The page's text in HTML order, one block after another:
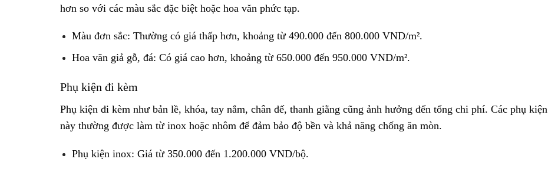
hơn so với các màu sắc đặc biệt hoặc hoa văn phức tạp.
Màu đơn sắc: Thường có giá thấp hơn, khoảng từ 490.000 đến 800.000 VND/m².
Hoa văn giả gỗ, đá: Có giá cao hơn, khoảng từ 650.000 đến 950.000 VND/m².
Phụ kiện đi kèm
Phụ kiện đi kèm như bản lề, khóa, tay nắm, chân đế, thanh giằng cũng ảnh hưởng đến tổng chi phí. Các phụ kiện
này thường được làm từ inox hoặc nhôm để đảm bảo độ bền và khả năng chống ăn mòn.
Phụ kiện inox: Giá từ 350.000 đến 1.200.000 VND/bộ.